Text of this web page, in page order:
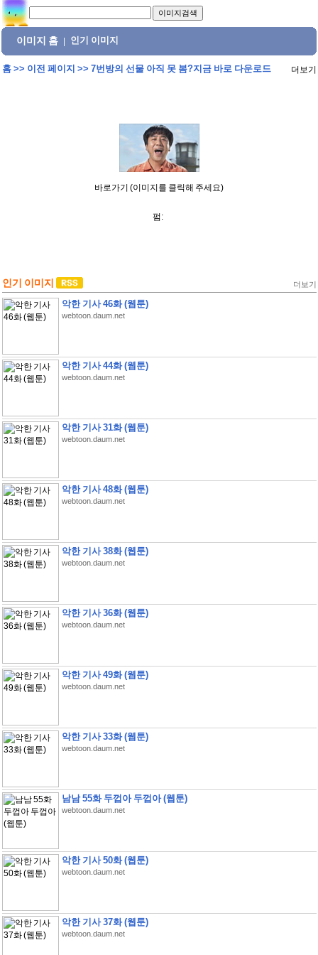
이미지 홈 인기 이미지
홈>> 이전 페이지 >> 7번방의 선물 아직 못 봄?지금 바로 다운로드 더보기
바로가기 (이미지를 클릭해 주세요)
펌:
인기 이미지 더보기
악한 기사 46화 (웹툰)
webtoon.daum.net
악한 기사 44화 (웹툰)
webtoon.daum.net
악한 기사 31화 (웹툰)
webtoon.daum.net
악한 기사 48화 (웹툰)
webtoon.daum.net
악한 기사 38화 (웹툰)
webtoon.daum.net
악한 기사 36화 (웹툰)
webtoon.daum.net
악한 기사 49화 (웹툰)
webtoon.daum.net
악한 기사 33화 (웹툰)
webtoon.daum.net
남남 55화 두껍아 두껍아 (웹툰)
webtoon.daum.net
악한 기사 50화 (웹툰)
webtoon.daum.net
악한 기사 37화 (웹툰)
webtoon.daum.net